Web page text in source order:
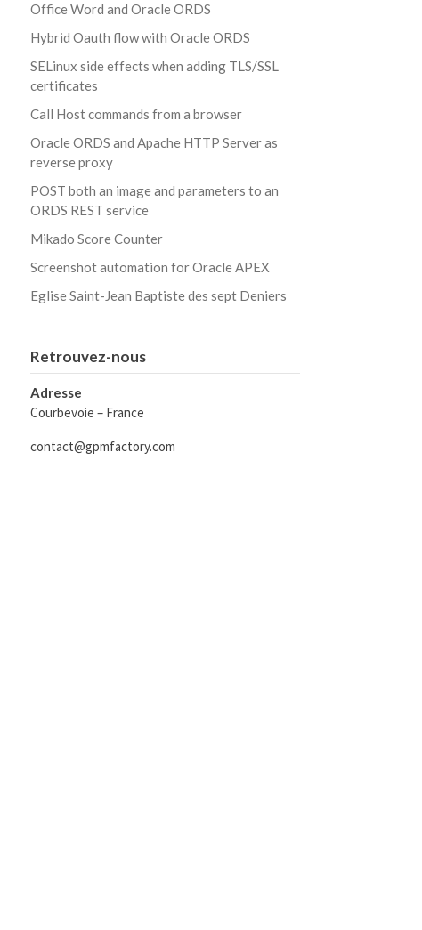
Office Word and Oracle ORDS
Hybrid Oauth flow with Oracle ORDS
SELinux side effects when adding TLS/SSL
certificates
Call Host commands from a browser
Oracle ORDS and Apache HTTP Server as
reverse proxy
POST both an image and parameters to an
ORDS REST service
Mikado Score Counter
Screenshot automation for Oracle APEX
Eglise Saint-Jean Baptiste des sept Deniers
Retrouvez-nous
Adresse
Courbevoie – France
contact@gpmfactory.com